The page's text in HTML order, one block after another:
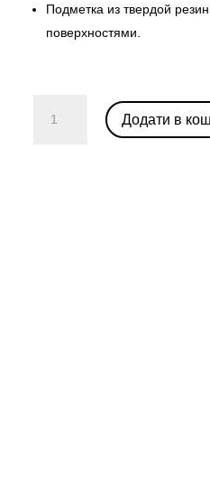
Подметка из твердой
поверхностями.
Dunk
Додати в